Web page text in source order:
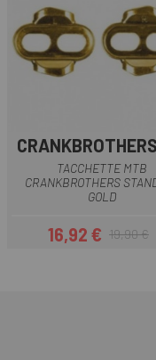
CRANKBROTHERS
TACCHETTE MTB
CRANKBROTHERS
GOLD
Prezzo
16,92 €Prezzo
19,90 €